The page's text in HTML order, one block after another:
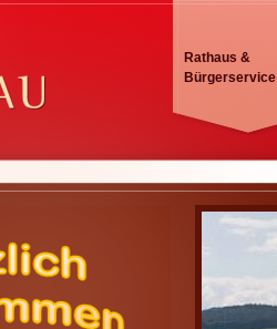
Rathaus &
Bürgerservice